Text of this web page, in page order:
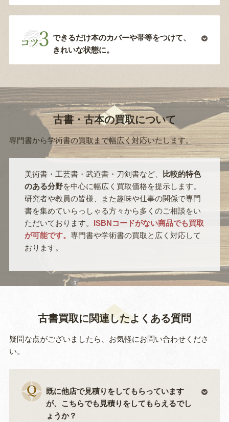
できるだけ本のカバーや帯等をつけて、
きれいな状態に。
古書・古本の買取について
専門書から学術書の買取まで幅広く対応いたします。
美術書・工芸書・武道書・刀剣書など、
比較的特色
のある分野を中心に幅広く買取価格を提示します。
研究者や教員の皆様、また趣味や仕事の関係で専門
書を集めていらっしゃる方々から多くのご相談をい
ただいております。 ISBNコードがない商品でも買取
が可能です。 専門書や学術書の買取と広く対応して
おります。
古書買取に関連したよくある質問
疑問な点がございましたら、お気軽にお問い合わせくださ
い。
既に他店で見積りをしてもらっています
が、こちらでも見積りをしてもらえるでし
ょうか？